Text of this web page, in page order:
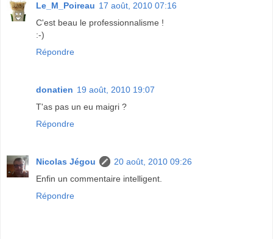
Le_M_Poireau 17 août, 2010 07:16
C'est beau le professionnalisme !
:-)
Répondre
donatien 19 août, 2010 19:07
T'as pas un eu maigri ?
Répondre
Nicolas Jégou
20 août, 2010 09:26
Enfin un commentaire intelligent.
Répondre